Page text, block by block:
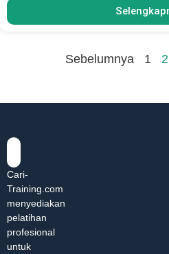
Sebelumnya 1 2
Cari-
Training.com
menyediakan
pelatihan
profesional
untuk